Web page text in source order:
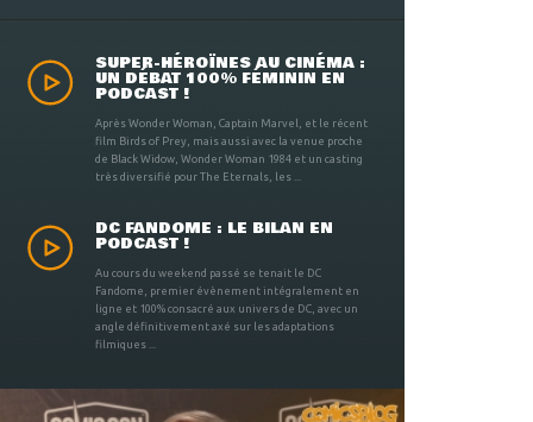
SUPER-HÉROÏNES AU CINÉMA :
UN DÉBAT 100% FÉMININ EN
PODCAST !
Après Wonder Woman, Captain Marvel, et le récent
film Birds of Prey, mais aussi avec la venue proche
de Black Widow, Wonder Woman 1984 et un casting
très diversifié pour The Eternals, les ...
DC FANDOME : LE BILAN EN
PODCAST !
Au cours du weekend passé se tenait le DC
Fandome, premier évènement intégralement en
ligne et 100% consacré aux univers de DC, avec un
angle définitivement axé sur les adaptations
filmiques ...